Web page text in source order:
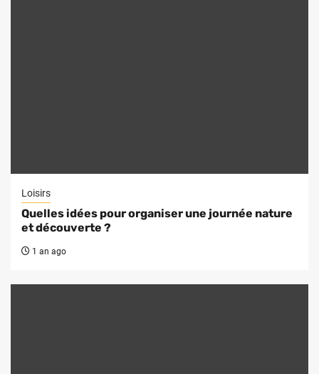
Loisirs
Quelles idées pour organiser une journée nature
et découverte ?
1 an ago